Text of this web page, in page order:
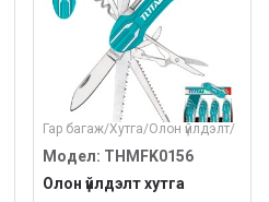
Гар багаж/Хутга/Олон үйлдэлт/
Модел: THMFK0156
Олон үйлдэлт хутга